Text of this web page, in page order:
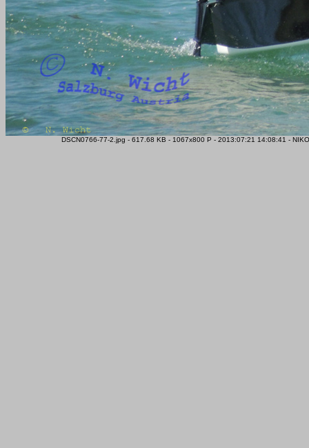
DSCN0766-77-2.jpg - 617.68 KB - 1067x800 P - 2013:07:21 14:08:41 -